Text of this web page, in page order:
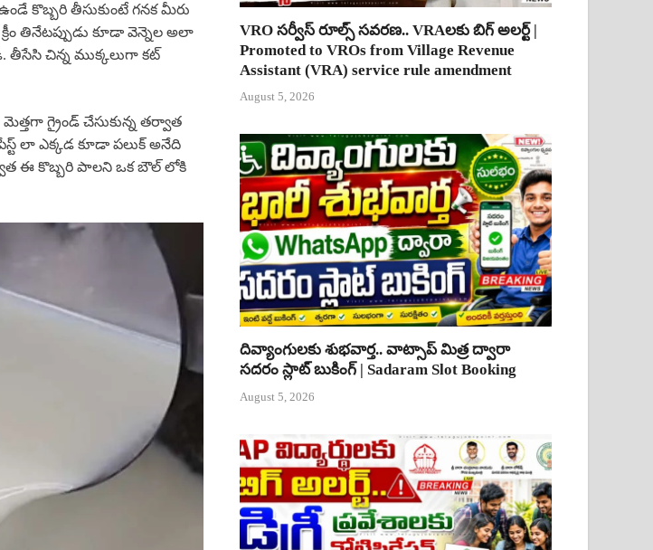
కొబ్బరి తీసుకుంటే గనక మీరు
తినేటప్పుడు కూడా వెన్నెల అలా
తీసేసి చిన్న ముక్కలుగా కట్
గ్రైండ్ చేసుకున్న తర్వాత
లా ఎక్కడ కూడా పలుక్ అనేది
ఈ కొబ్బరి పాలని ఒక బౌల్ లోకి
VRO సర్వీస్ రూల్స్ సవరణ.. VRAలకు బిగ్ అలర్ట్ |
Promoted to VROs from Village Revenue
Assistant (VRA) service rule amendment
August 5, 2026
దివ్యాంగులకు శుభవార్త.. వాట్సాప్ మిత్ర ద్వారా
సదరం స్లాట్ బుకింగ్ | Sadaram Slot Booking
August 5, 2026